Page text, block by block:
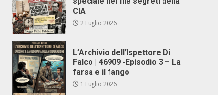
CIA
2 Luglio 2026
L’Archivio dell’Ispettore Di
Falco | 46909 -Episodio 3 – La
farsa e il fango
1 Luglio 2026